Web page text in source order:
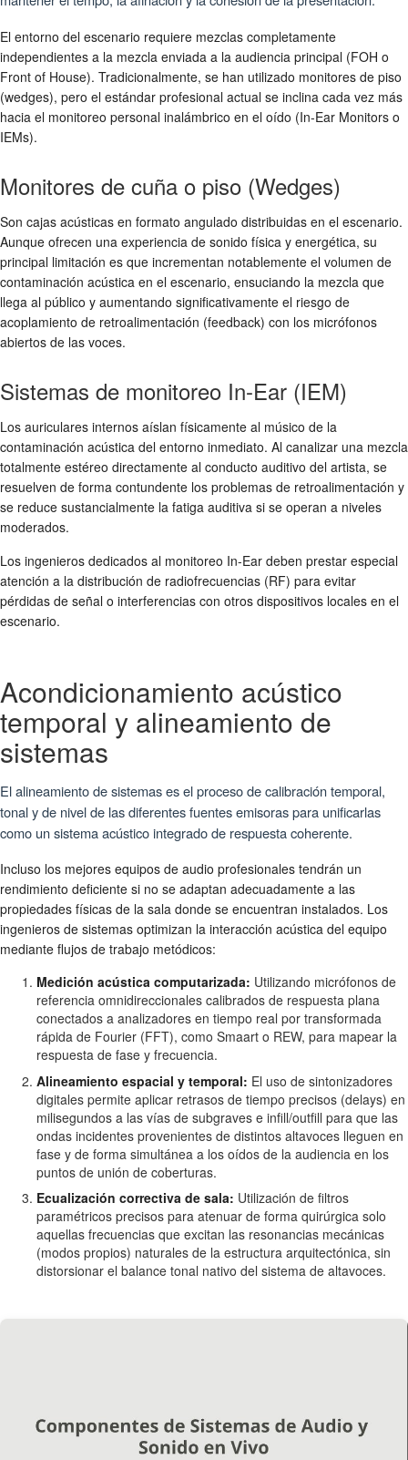
El entorno del escenario requiere mezclas completamente
independientes a la mezcla enviada a la audiencia principal (FOH o
Front of House). Tradicionalmente, se han utilizado monitores de piso
(wedges), pero el estándar profesional actual se inclina cada vez más
hacia el monitoreo personal inalámbrico en el oído (In-Ear Monitors o
IEMs).
Monitores de cuña o piso (Wedges)
Son cajas acústicas en formato angulado distribuidas en el escenario.
Aunque ofrecen una experiencia de sonido física y energética, su
principal limitación es que incrementan notablemente el volumen de
contaminación acústica en el escenario, ensuciando la mezcla que
llega al público y aumentando significativamente el riesgo de
acoplamiento de retroalimentación (feedback) con los micrófonos
abiertos de las voces.
Sistemas de monitoreo In-Ear (IEM)
Los auriculares internos aíslan físicamente al músico de la
contaminación acústica del entorno inmediato. Al canalizar una mezcla
totalmente estéreo directamente al conducto auditivo del artista, se
resuelven de forma contundente los problemas de retroalimentación y
se reduce sustancialmente la fatiga auditiva si se operan a niveles
moderados.
Los ingenieros dedicados al monitoreo In-Ear deben prestar especial
atención a la distribución de radiofrecuencias (RF) para evitar
pérdidas de señal o interferencias con otros dispositivos locales en el
escenario.
Acondicionamiento acústico
temporal y alineamiento de
sistemas
El alineamiento de sistemas es el proceso de calibración temporal,
tonal y de nivel de las diferentes fuentes emisoras para unificarlas
como un sistema acústico integrado de respuesta coherente.
Incluso los mejores equipos de audio profesionales tendrán un
rendimiento deficiente si no se adaptan adecuadamente a las
propiedades físicas de la sala donde se encuentran instalados. Los
ingenieros de sistemas optimizan la interacción acústica del equipo
mediante flujos de trabajo metódicos:
Medición acústica computarizada: Utilizando micrófonos de
referencia omnidireccionales calibrados de respuesta plana
conectados a analizadores en tiempo real por transformada
rápida de Fourier (FFT), como Smaart o REW, para mapear la
respuesta de fase y frecuencia.
Alineamiento espacial y temporal: El uso de sintonizadores
digitales permite aplicar retrasos de tiempo precisos (delays) en
milisegundos a las vías de subgraves e infill/outfill para que las
ondas incidentes provenientes de distintos altavoces lleguen en
fase y de forma simultánea a los oídos de la audiencia en los
puntos de unión de coberturas.
Ecualización correctiva de sala: Utilización de filtros
paramétricos precisos para atenuar de forma quirúrgica solo
aquellas frecuencias que excitan las resonancias mecánicas
(modos propios) naturales de la estructura arquitectónica, sin
distorsionar el balance tonal nativo del sistema de altavoces.